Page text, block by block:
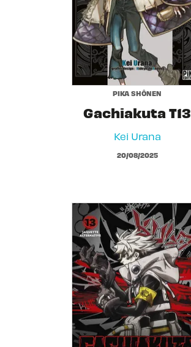
PIKA SHÔNEN
Gachiakuta T13
Kei Urana
20/08/2025